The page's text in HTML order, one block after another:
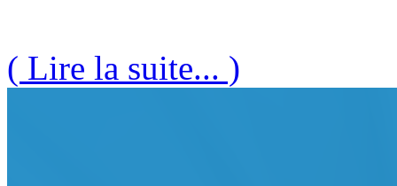
( Lire la suite... )